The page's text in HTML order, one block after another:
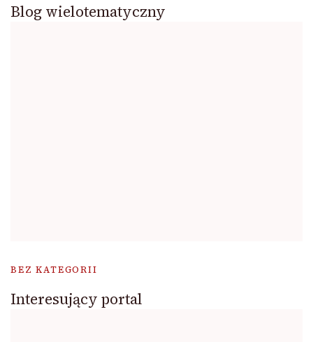
Blog wielotematyczny
BEZ KATEGORII
Interesujący portal